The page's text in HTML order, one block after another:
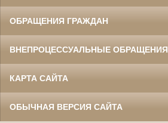
ОБРАЩЕНИЯ ГРАЖДАН
ВНЕПРОЦЕССУАЛЬНЫЕ ОБРАЩЕНИЯ
КАРТА САЙТА
ОБЫЧНАЯ ВЕРСИЯ САЙТА